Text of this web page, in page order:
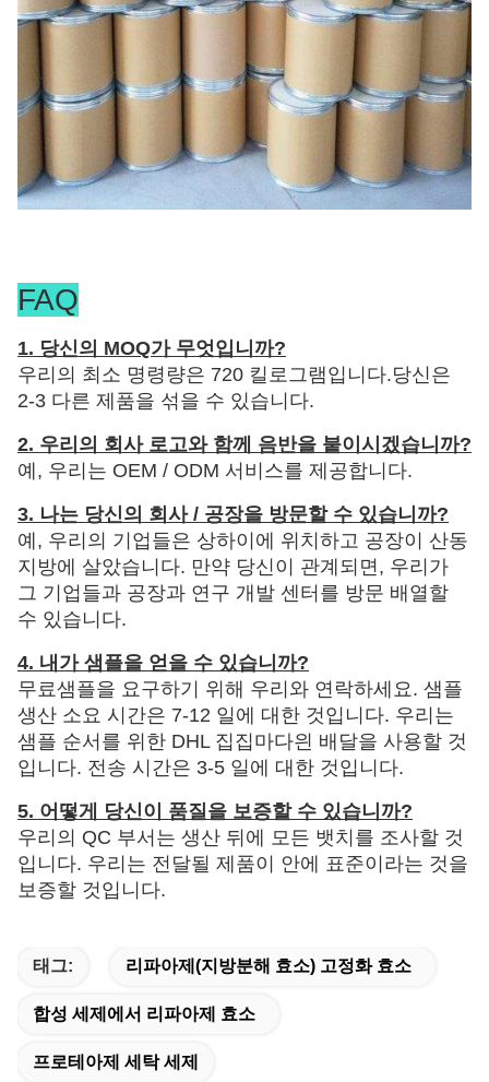
FAQ
1. 당신의 MOQ가 무엇입니까?
우리의 최소 명령량은 720 킬로그램입니다.당신은
2-3 다른 제품을 섞을 수 있습니다.
2. 우리의 회사 로고와 함께 음반을 붙이시겠습니까?
예, 우리는 OEM / ODM 서비스를 제공합니다.
3. 나는 당신의 회사 / 공장을 방문할 수 있습니까?
예, 우리의 기업들은 상하이에 위치하고 공장이 산동
지방에 살았습니다. 만약 당신이 관계되면, 우리가
그 기업들과 공장과 연구 개발 센터를 방문 배열할
수 있습니다.
4. 내가 샘플을 얻을 수 있습니까?
무료샘플을 요구하기 위해 우리와 연락하세요. 샘플
생산 소요 시간은 7-12 일에 대한 것입니다. 우리는
샘플 순서를 위한 DHL 집집마다읜 배달을 사용할 것
입니다. 전송 시간은 3-5 일에 대한 것입니다.
5. 어떻게 당신이 품질을 보증할 수 있습니까?
우리의 QC 부서는 생산 뒤에 모든 뱃치를 조사할 것
입니다. 우리는 전달될 제품이 안에 표준이라는 것을
보증할 것입니다.
태그: 리파아제(지방분해 효소) 고정화 효소
합성 세제에서 리파아제 효소
프로테아제 세탁 세제